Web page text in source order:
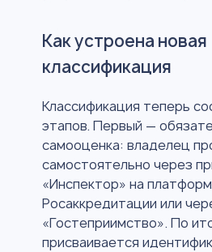
Как устроена новая
классификация
Классификация теперь
этапов. Первый —
самооценка: владелец
самостоятельно через
«Инспектор» на
Росаккредитации или
«Гостеприимство». По
присваивается